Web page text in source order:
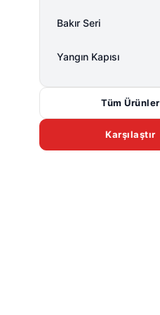
Bakır Seri
Yangın Kapısı
Tüm Ürünler
Karşılaştır